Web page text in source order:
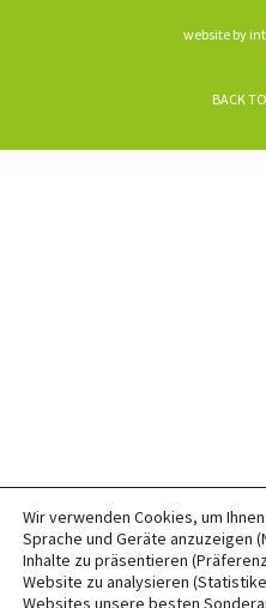
website by
BACK
Wir verwenden Cookies, um
Sprache und Geräte anzuzeigen
Inhalte zu präsentieren
Website zu analysieren
Websites unsere besten